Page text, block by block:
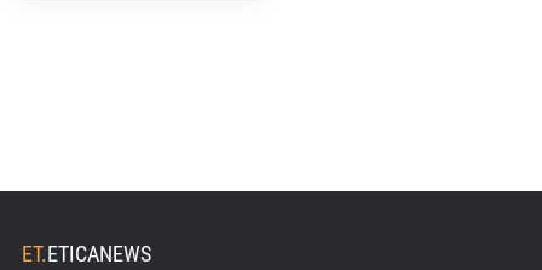
15.07.26 - 8:00
ET.ETICANEWS